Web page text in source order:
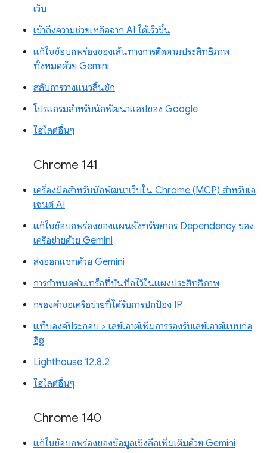
เว็บ
เข้าถึงความช่วยเหลือจาก AI ได้เร็วขึ้น
แก้ไขข้อบกพร่องของเส้นทางการติดตามประสิทธิภาพ
ทั้งหมดด้วย Gemini
สลับการวางแนวลิ้นชัก
โปรแกรมสำหรับนักพัฒนาแอปของ Google
ไฮไลต์อื่นๆ
Chrome 141
เครื่องมือสำหรับนักพัฒนาเว็บใน Chrome (MCP) สำหรับเอ
เจนต์ AI
แก้ไขข้อบกพร่องของแผนผังทรัพยากร Dependency ของ
เครือข่ายด้วย Gemini
ส่งออกแชทด้วย Gemini
การกำหนดค่าแทร็กที่บันทึกไว้ในแผงประสิทธิภาพ
กรองคำขอเครือข่ายที่ได้รับการปกป้อง IP
แท็บองค์ประกอบ > เลย์เอาต์เพิ่มการรองรับเลย์เอาต์แบบก่อ
อิฐ
Lighthouse 12.8.2
ไฮไลต์อื่นๆ
Chrome 140
แก้ไขข้อบกพร่องของข้อมูลเชิงลึกเพิ่มเติมด้วย Gemini